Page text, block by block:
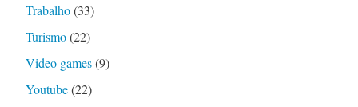
Trabalho(33)
Turismo(22)
Video games(9)
Youtube(22)